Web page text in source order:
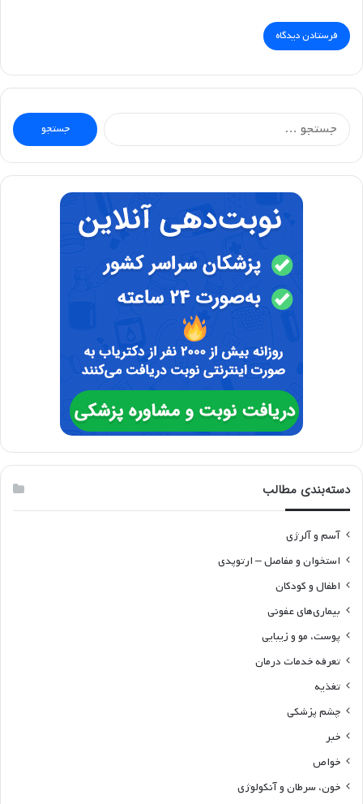
جستجو
برای:
دسته‌بندی مطالب
آسم و آلرژی
استخوان و مفاصل – ارتوپدی
اطفال و کودکان
بیماری‌های عفونی
پوست، مو و زیبایی
تعرفه خدمات درمان
تغذیه
چشم پزشکی
خبر
خواص
خون، سرطان و آنکولوژی